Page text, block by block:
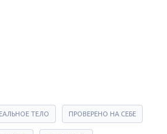
ТЕЛО ПРОВЕРЕНО НА СЕБЕ